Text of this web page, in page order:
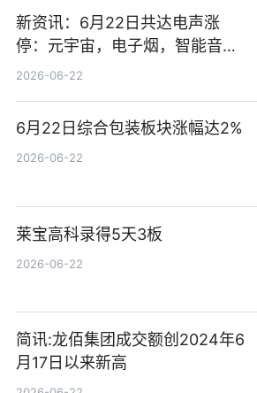
新资讯：6月22日共达电声涨
停：元宇宙，电子烟，智能音箱
概念热股
2026-06-22
6月22日综合包装板块涨幅达2%
2026-06-22
莱宝高科录得5天3板
2026-06-22
简讯:龙佰集团成交额创2024年6
月17日以来新高